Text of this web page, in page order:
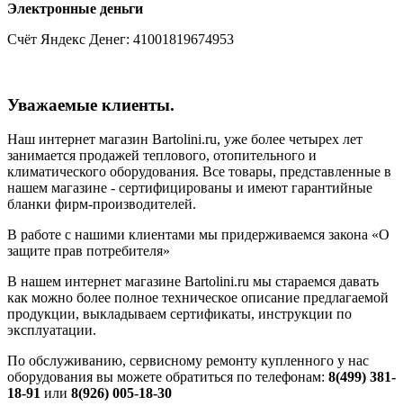
Электронные деньги
Счёт Яндекс Денег: 41001819674953
Уважаемые клиенты.
Наш интернет магазин Bartolini.ru, уже более четырех лет
занимается продажей теплового, отопительного и
климатического оборудования. Все товары, представленные в
нашем магазине - сертифицированы и имеют гарантийные
бланки фирм-производителей.
В работе с нашими клиентами мы придерживаемся закона «О
защите прав потребителя»
В нашем интернет магазине Bartolini.ru мы стараемся давать
как можно более полное техническое описание предлагаемой
продукции, выкладываем сертификаты, инструкции по
эксплуатации.
По обслуживанию, сервисному ремонту купленного у нас
оборудования вы можете обратиться по телефонам: 8(499) 381-
18-91 или 8(926) 005-18-30